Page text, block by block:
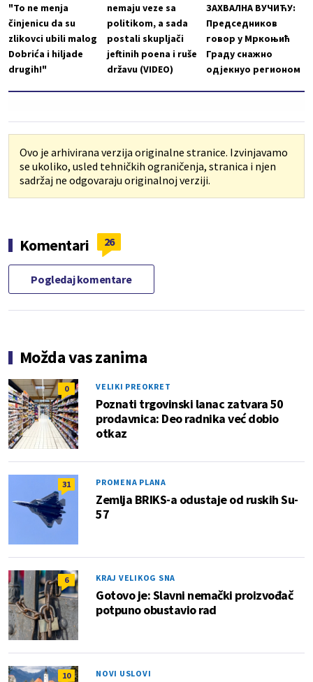
"To ne menja
činjenicu da su
zlikovci ubili malog
Dobrića i hiljade
drugih!"
nemaju veze sa
politikom, a sada
postali skupljači
jeftinih poena i ruše
državu (VIDEO)
ЗАХВАЛНА ВУЧИЋУ:
Председников
говор у Мркоњић
Граду снажно
одјекнуо регионом
Ovo je arhivirana verzija originalne stranice. Izvinjavamo
se ukoliko, usled tehničkih ograničenja, stranica i njen
sadržaj ne odgovaraju originalnoj verziji.
Komentari 26
Pogledaj komentare
Možda vas zanima
0 VELIKI PREOKRET
Poznati trgovinski lanac zatvara 50
prodavnica: Deo radnika već dobio
otkaz
31 PROMENA PLANA
Zemlja BRIKS-a odustaje od ruskih Su-
57
6 KRAJ VELIKOG SNA
Gotovo je: Slavni nemački proizvođač
potpuno obustavio rad
10 NOVI USLOVI